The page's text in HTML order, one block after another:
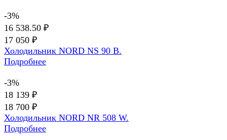
-3%
16 538.50 ₽
17 050 ₽
Холодильник NORD NS 90 B.
Подробнее
-3%
18 139 ₽
18 700 ₽
Холодильник NORD NR 508 W.
Подробнее